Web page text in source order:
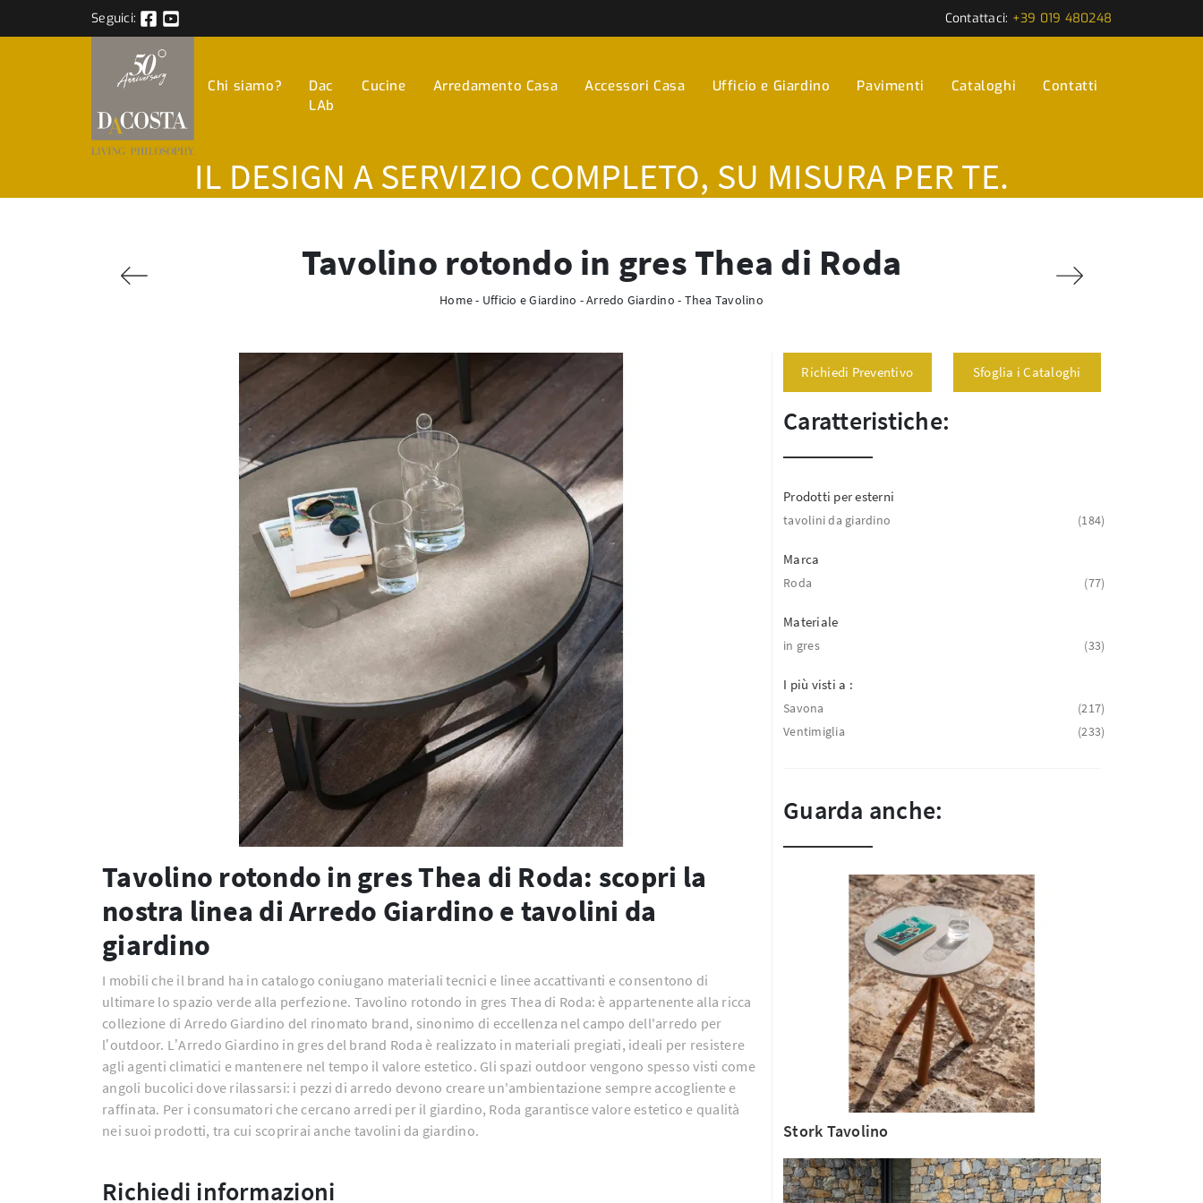
Seguici: Contattaci: +39 019 480248
Chi siamo?
Dac
LAb
Cucine Arredamento Casa Accessori Casa Ufficio e Giardino Pavimenti Cataloghi Contatti
IL DESIGN A SERVIZIO COMPLETO, SU MISURA PER TE.
Tavolino rotondo in gres Thea di Roda
Home- Ufficio e Giardino -Arredo Giardino - Thea Tavolino
Tavolino rotondo in gres Thea di Roda: scopri la
nostra linea di Arredo Giardino e tavolini da
giardino
I mobili che il brand ha in catalogo coniugano materiali tecnici e linee accattivanti e consentono di
ultimare lo spazio verde alla perfezione. Tavolino rotondo in gres Thea di Roda: è appartenente alla ricca
collezione di Arredo Giardino del rinomato brand, sinonimo di eccellenza nel campo dell'arredo per
l’outdoor. L’Arredo Giardino in gres del brand Roda è realizzato in materiali pregiati, ideali per resistere
agli agenti climatici e mantenere nel tempo il valore estetico. Gli spazi outdoor vengono spesso visti come
angoli bucolici dove rilassarsi: i pezzi di arredo devono creare un'ambientazione sempre accogliente e
raffinata. Per i consumatori che cercano arredi per il giardino, Roda garantisce valore estetico e qualità
nei suoi prodotti, tra cui scoprirai anche tavolini da giardino.
Richiedi informazioni
Richiedi Preventivo Sfoglia i Cataloghi
Caratteristiche:
Prodotti per esterni
tavolini da giardino 184
Marca
Roda 77
Materiale
in gres 33
I più visti a :
Savona
217
Ventimiglia
233
Guarda anche:
Stork Tavolino